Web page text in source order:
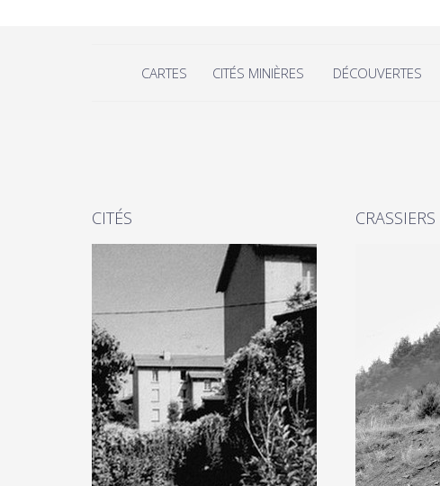
CARTES CITÉS MINIÈRES DÉCOUVERTES
CITÉS CRASSIERS